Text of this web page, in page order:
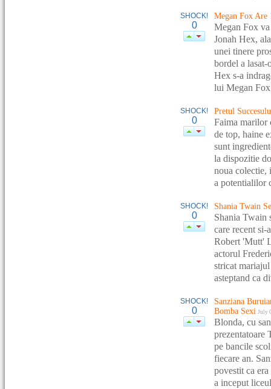
SHOCK!
0
Megan Fox
Megan Fox
Jonah Hex,
unei tinere
bordel a
Hex s-a
lui Megan
SHOCK!
0
Pretul
Faima marilor
de top, haine
sunt
la dispozitie
noua colectie,
a potentialilor
SHOCK!
0
Shania Twain
Shania Twain
care recent
Robert 'Mutt'
actorul
stricat
asteptand ca
SHOCK!
0
Sanziana
Bomba Sexi July
Blonda, cu
prezentatoare
pe bancile
fiecare an.
povestit ca
a inceput